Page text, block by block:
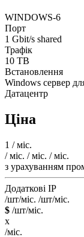
WINDOWS-6
Порт
1 Gbit/s shared
Трафік
10 TB
Встановлення
Windows cервер
Датацентр
Ціна
1 / міс.
/ міс. / міс. / міс.
з урахуванням
Додаткові IP
/шт/міс. /шт/міс.
$ /шт/міс.
x
/міс.